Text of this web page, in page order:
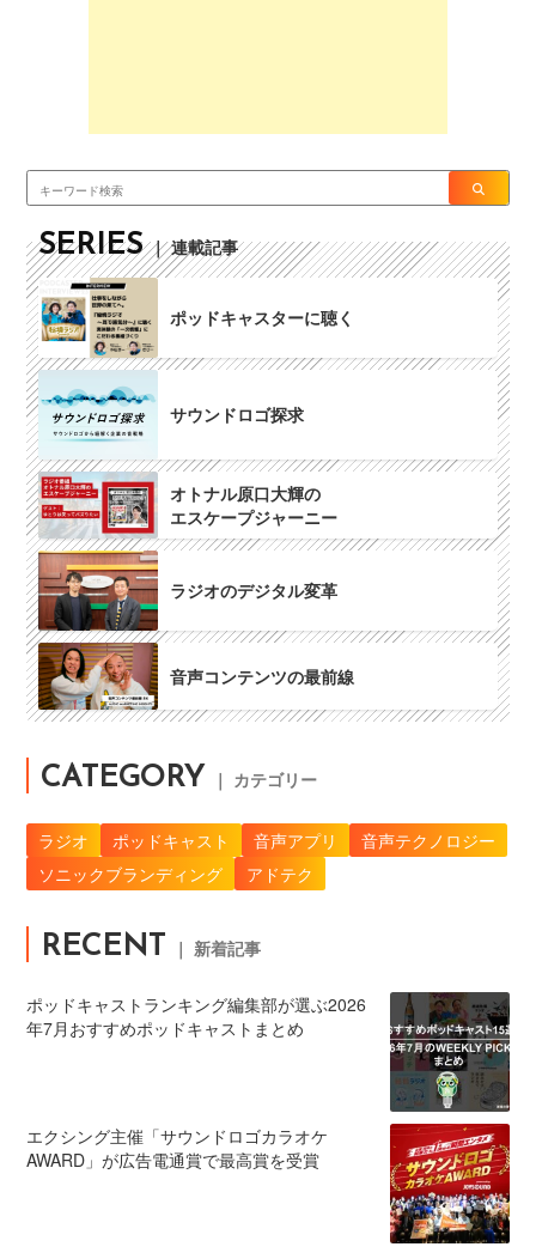
SERIES ｜ 連載記事
ポッドキャスターに聴く
サウンドロゴ探求
オトナル原口大輝の
エスケープジャーニー
ラジオのデジタル変革
音声コンテンツの最前線
CATEGORY ｜ カテゴリー
ラジオ ポッドキャスト 音声アプリ
音声テクノロジー
ソニックブランディング
アドテク
RECENT ｜ 新着記事
ポッドキャストランキング編集部が選ぶ2026
年7月おすすめポッドキャストまとめ
エクシング主催「サウンドロゴカラオケ
AWARD」が広告電通賞で最高賞を受賞